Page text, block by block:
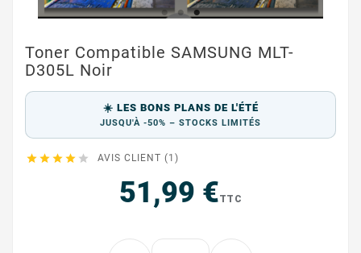
Toner Compatible SAMSUNG MLT-
D305L Noir
☀️ LES BONS PLANS DE L'ÉTÉ
JUSQU'À -50% – STOCKS LIMITÉS
     AVIS CLIENT (1)
51,99 €TTC